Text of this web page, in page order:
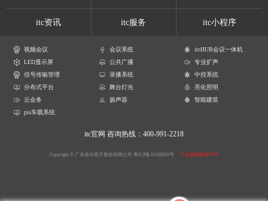
itc资讯 itc服务 itc小程序
视频会议 会议系统
itcHUB会议一体机
LED显示屏
公共广播
专业扩声
信号传输管理
录播系统
中控系统
分布式平台
舞台灯光
亮化照明
云会务
扬声器
智能建筑
pis车载系统
itc官网 咨询热线：400-991-2218
Copyright © 广东保伦电子股份有限公司 粤ICP备16106620号 产品参数解释声明